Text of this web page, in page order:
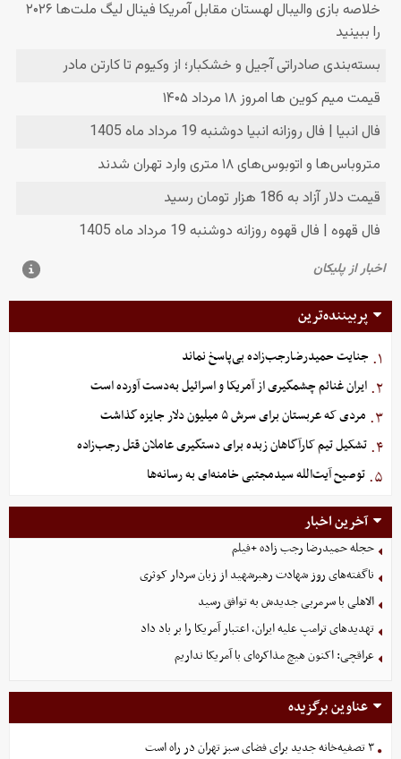
پربیننده‌ترین
۱. جنایت حمیدرضارجب‌زاده بی‌پاسخ نماند
۲. ایران غنائم چشمگیری از آمریکا و اسرائیل به‌دست آورده است
۳. مردی که عربستان برای سرش ۵ میلیون دلار جایزه گذاشت
۴. تشکیل تیم کارآگاهان زبده برای دستگیری عاملان قتل رجب‌زاده
۵. توصیح آیت‌الله سیدمجتبی خامنه‌ای به رسانه‌ها
آخرین اخبار
حجله حمیدرضا رجب زاده +فیلم
ناگفته‌های روز شهادت رهبرشهید از زبان سردار کوثری
الاهلی با سرمربی جدیدش به توافق رسید
تهدیدهای ترامپ علیه ایران، اعتبار آمریکا را بر باد داد
عراقچی: اکنون هیچ مذاکره‌ای با آمریکا نداریم
عناوین برگزیده
۳ تصفیه‌خانه جدید برای فضای سبز تهران در راه است